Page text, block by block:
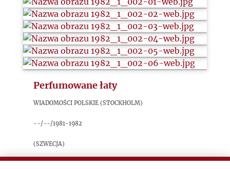
Perfumowane łaty
Wiadomości Polskie (Stockholm)
--/--/1981-1982
(Szwecja)
sygnatura: 1982_1_002_A